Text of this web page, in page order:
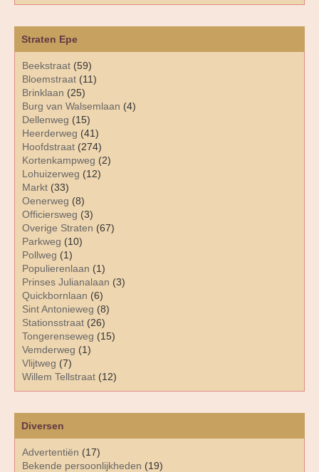
Diversen
Advertentiën (17)
Bekende persoonlijkheden (19)
Straten Epe
Beekstraat (59)
Bloemstraat (11)
Brinklaan (25)
Burg van Walsemlaan (4)
Dellenweg (15)
Heerderweg (41)
Hoofdstraat (274)
Kortenkampweg (2)
Lohuizerweg (12)
Markt (33)
Oenerweg (8)
Officiersweg (3)
Overige Straten (67)
Parkweg (10)
Pollweg (1)
Populierenlaan (1)
Prinses Julianalaan (3)
Quickbornlaan (6)
Sint Antonieweg (8)
Stationsstraat (26)
Tongerenseweg (15)
Vemderweg (1)
Vlijtweg (7)
Willem Tellstraat (12)